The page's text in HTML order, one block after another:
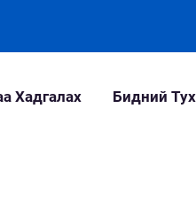
Хадгалах Бидний